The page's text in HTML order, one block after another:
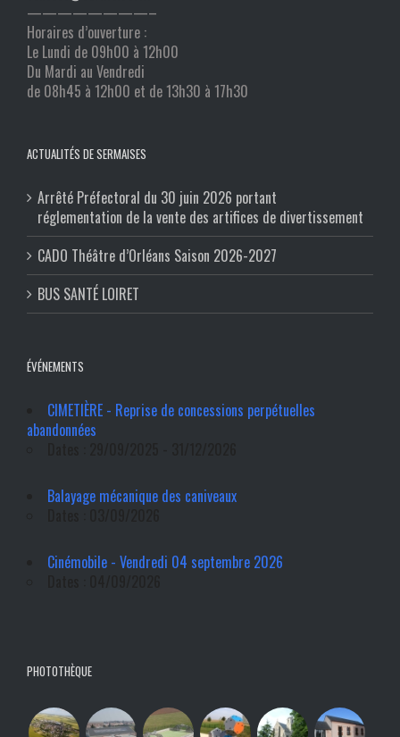
————————–
Horaires d’ouverture :
Le Lundi de 09h00 à 12h00
Du Mardi au Vendredi
de 08h45 à 12h00 et de 13h30 à 17h30
ACTUALITÉS DE SERMAISES
Arrêté Préfectoral du 30 juin 2026 portant
réglementation de la vente des artifices de divertissement
CADO Théâtre d’Orléans Saison 2026-2027
BUS SANTÉ LOIRET
ÉVÉNEMENTS
CIMETIÈRE - Reprise de concessions perpétuelles
abandonnées
Balayage mécanique des caniveaux
Cinémobile - Vendredi 04 septembre 2026
PHOTOTHÈQUE